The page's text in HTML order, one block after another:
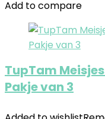
Add to compare
TupTam
Pakje van 3